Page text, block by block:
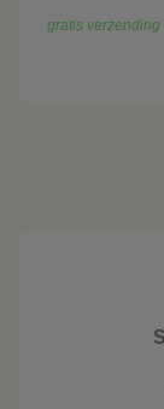
gratis verzending